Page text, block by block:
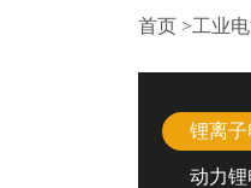
首页 >工业
锂离
动力